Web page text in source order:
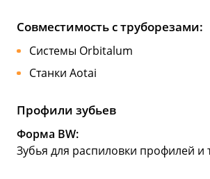
Совместимость с труборезами:
Системы Orbitalum
Станки Aotai
Профили зубьев
Форма BW:
Зубья для распиловки профилей и